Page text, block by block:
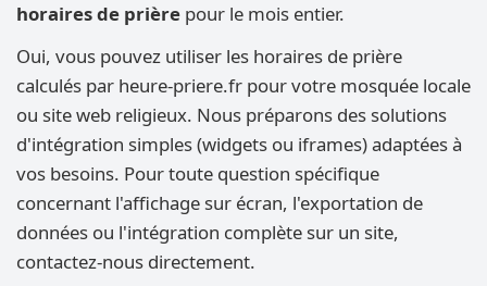
horaires de prière pour le mois entier.
Oui, vous pouvez utiliser les horaires de prière
calculés par heure-priere.fr pour votre mosquée locale
ou site web religieux. Nous préparons des solutions
d'intégration simples (widgets ou iframes) adaptées à
vos besoins. Pour toute question spécifique
concernant l'affichage sur écran, l'exportation de
données ou l'intégration complète sur un site,
contactez-nous directement.